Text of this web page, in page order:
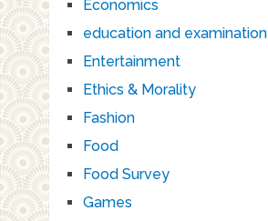
Economics
education and examination
Entertainment
Ethics & Morality
Fashion
Food
Food Survey
Games